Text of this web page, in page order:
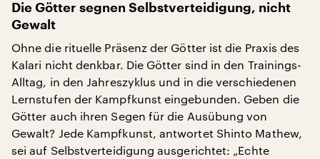
Die Götter segnen Selbstverteidigung, nicht
Gewalt
Ohne die rituelle Präsenz der Götter ist die Praxis des
Kalari nicht denkbar. Die Götter sind in den Trainings-
Alltag, in den Jahreszyklus und in die verschiedenen
Lernstufen der Kampfkunst eingebunden. Geben die
Götter auch ihren Segen für die Ausübung von
Gewalt? Jede Kampfkunst, antwortet Shinto Mathew,
sei auf Selbstverteidigung ausgerichtet: „Echte